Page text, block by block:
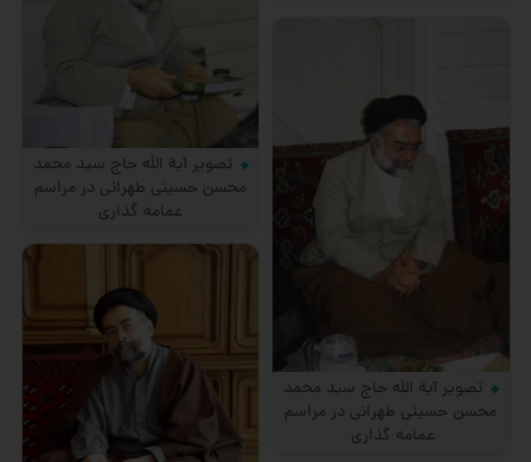
تصویر آیة اللَه حاج سید محمد
محسن حسینی طهرانی در مراسم
عمامه گذاری
تصویر آیة اللَه حاج سید محمد
محسن حسینی طهرانی در مراسم
عمامه گذاری